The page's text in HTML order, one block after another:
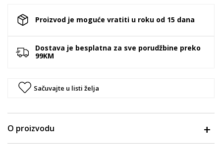
Proizvod je moguće vratiti u roku od 15 dana
Dostava je besplatna za sve porudžbine preko
99KM
Sačuvajte u listi želja
O proizvodu